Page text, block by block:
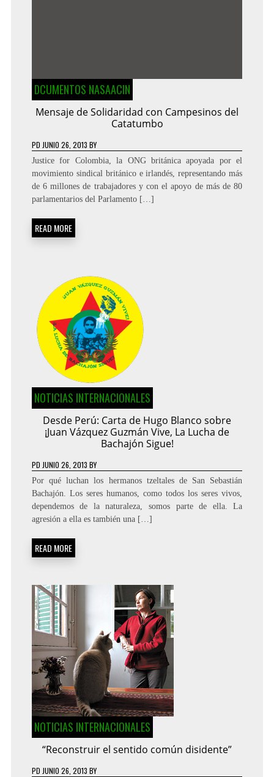
DCUMENTOS NASAACIN
Mensaje de Solidaridad con Campesinos del
Catatumbo
PD JUNIO 26, 2013 BY
Justice for Colombia, la ONG británica apoyada por el
movimiento sindical británico e irlandés, representando más
de 6 millones de trabajadores y con el apoyo de más de 80
parlamentarios del Parlamento […]
READ MORE
NOTICIAS INTERNACIONALES
Desde Perú: Carta de Hugo Blanco sobre
¡Juan Vázquez Guzmán Vive, La Lucha de
Bachajón Sigue!
PD JUNIO 26, 2013 BY
Por qué luchan los hermanos tzeltales de San Sebastián
Bachajón. Los seres humanos, como todos los seres vivos,
dependemos de la naturaleza, somos parte de ella. La
agresión a ella es también una […]
READ MORE
NOTICIAS INTERNACIONALES
“Reconstruir el sentido común disidente”
PD JUNIO 26, 2013 BY